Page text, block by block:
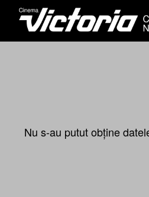
Nu s-au putut obține